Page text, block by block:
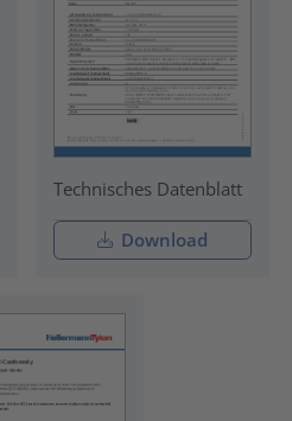
Technisches Datenblatt
Download